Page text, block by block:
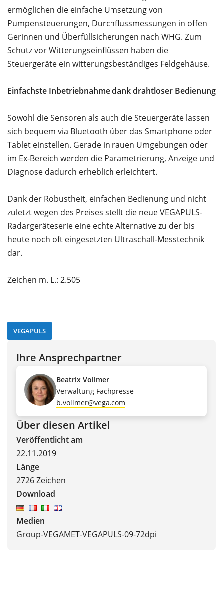
ermöglichen die einfache Umsetzung von
Pumpensteuerungen, Durchflussmessungen in offen
Gerinnen und Überfüllsicherungen nach WHG. Zum
Schutz vor Witterungseinflüssen haben die
Steuergeräte ein witterungsbeständiges Feldgehäuse.
Einfachste Inbetriebnahme dank drahtloser Bedienung
Sowohl die Sensoren als auch die Steuergeräte lassen
sich bequem via Bluetooth über das Smartphone oder
Tablet einstellen. Gerade in rauen Umgebungen oder
im Ex-Bereich werden die Parametrierung, Anzeige und
Diagnose dadurch erheblich erleichtert.
Dank der Robustheit, einfachen Bedienung und nicht
zuletzt wegen des Preises stellt die neue VEGAPULS-
Radargeräteserie eine echte Alternative zu der bis
heute noch oft eingesetzten Ultraschall-Messtechnik
dar.
Zeichen m. L.: 2.505
VEGAPULS
Ihre Ansprechpartner
Beatrix Vollmer
Verwaltung Fachpresse
b.vollmer@vega.com
Über diesen Artikel
Veröffentlicht am
22.11.2019
Länge
2726 Zeichen
Download
Medien
Group-VEGAMET-VEGAPULS-09-72dpi